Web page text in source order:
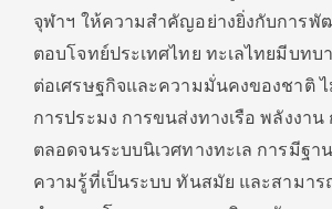
จุฬาฯ ให้ความสำคัญอย่างยิ่งกับการพั
ตอบโจทย์ประเทศไทย ทะเลไทยมีบทบ
ต่อเศรษฐกิจและความมั่นคงของชาติ
การประมง การขนส่งทางเรือ พลังงาน
ตลอดจนระบบนิเวศทางทะเล การมีฐ
ความรู้ที่เป็นระบบ ทันสมัย และสามาร